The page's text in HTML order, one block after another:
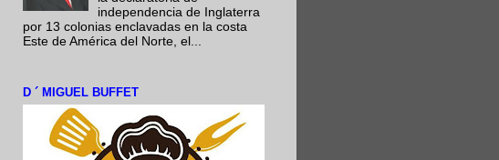
independencia de Inglaterra
por 13 colonias enclavadas en la costa
Este de América del Norte, el...
D ´ MIGUEL BUFFET